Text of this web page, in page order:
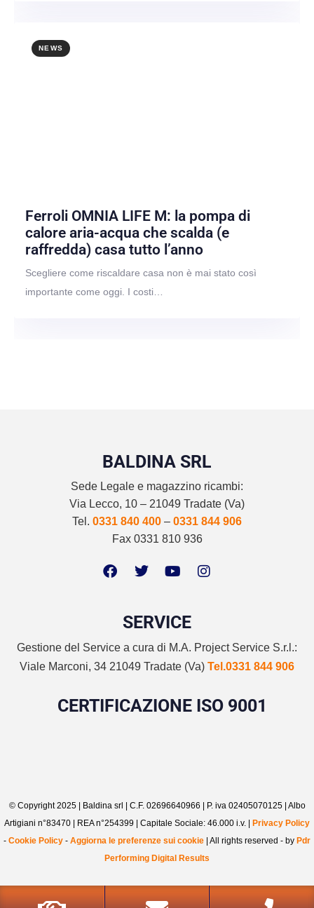
NEWS
Ferroli OMNIA LIFE M: la pompa di
calore aria-acqua che scalda (e
raffredda) casa tutto l’anno
Scegliere come riscaldare casa non è mai stato così
importante come oggi. I costi…
BALDINA SRL
Sede Legale e magazzino ricambi:
Via Lecco, 10 – 21049 Tradate (Va)
Tel. 0331 840 400 – 0331 844 906
Fax 0331 810 936
SERVICE
Gestione del Service a cura di M.A. Project Service S.r.l.:
Viale Marconi, 34 21049 Tradate (Va) Tel.0331 844 906
CERTIFICAZIONE ISO 9001
© Copyright 2025 | Baldina srl | C.F. 02696640966 | P. iva 02405070125 | Albo
Artigiani n°83470 | REA n°254399 | Capitale Sociale: 46.000 i.v. |
Privacy Policy
- Cookie Policy - Aggiorna le preferenze sui cookie | All rights reserved - by Pdr
Performing Digital Results